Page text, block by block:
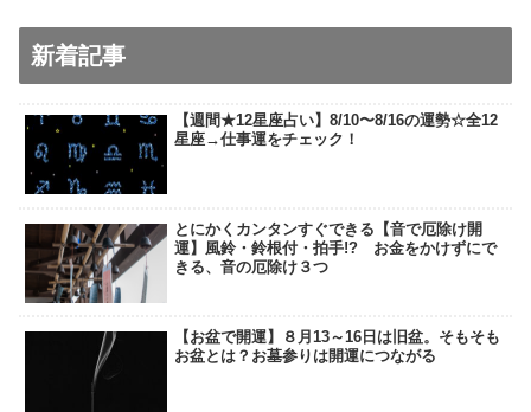
新着記事
【週間★12星座占い】8/10〜8/16の運勢☆全12
星座→仕事運をチェック！
とにかくカンタンすぐできる【音で厄除け開
運】風鈴・鈴根付・拍手!? お金をかけずにで
きる、音の厄除け３つ
【お盆で開運】８月13～16日は旧盆。そもそも
お盆とは？お墓参りは開運につながる